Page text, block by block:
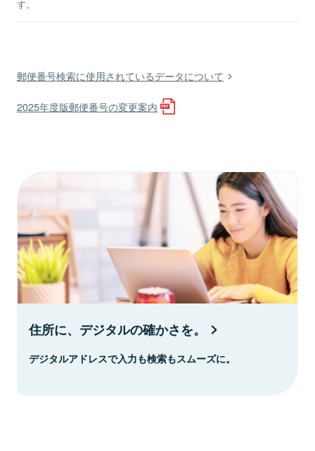
す。
郵便番号検索に使用されているデータについて
2025年度版郵便番号の変更案内
住所に、デジタルの確かさを。
デジタルアドレスで入力も検索もスムーズに。